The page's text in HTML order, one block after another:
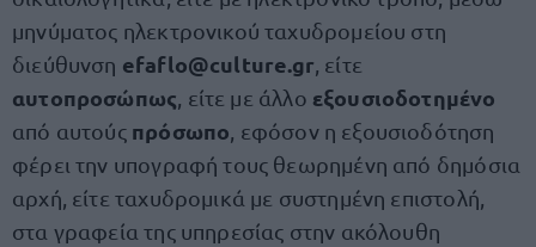
μηνύματος ηλεκτρονικού ταχυδρομείου στη
διεύθυνση efaflo@culture.gr , είτε
αυτοπροσώπως , είτε με άλλο εξουσιοδοτημένο
από αυτούς πρόσωπο , εφόσον η εξουσιοδότηση
φέρει την υπογραφή τους θεωρημένη από δημόσια
αρχή, είτε ταχυδρομικά με συστημένη επιστολή,
στα γραφεία της υπηρεσίας στην ακόλουθη